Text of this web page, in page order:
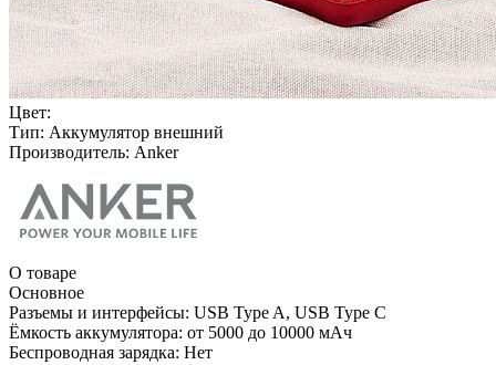
Цвет:
Тип: Аккумулятор внешний
Производитель: Anker
О товаре
Основное
Разъемы и интерфейсы: USB Type A, USB Type C
Ёмкость аккумулятора: от 5000 до 10000 мАч
Беспроводная зарядка: Нет